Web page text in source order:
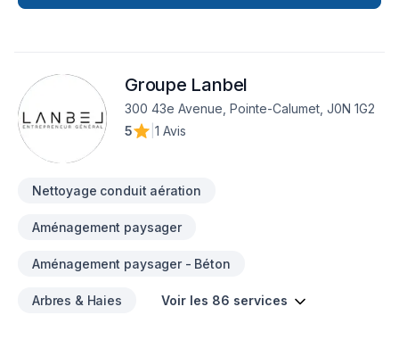
Groupe Lanbel
300 43e Avenue, Pointe-Calumet, J0N 1G2
5
1 Avis
Nettoyage conduit aération
Aménagement paysager
Aménagement paysager - Béton
Arbres & Haies Voir les 86 services